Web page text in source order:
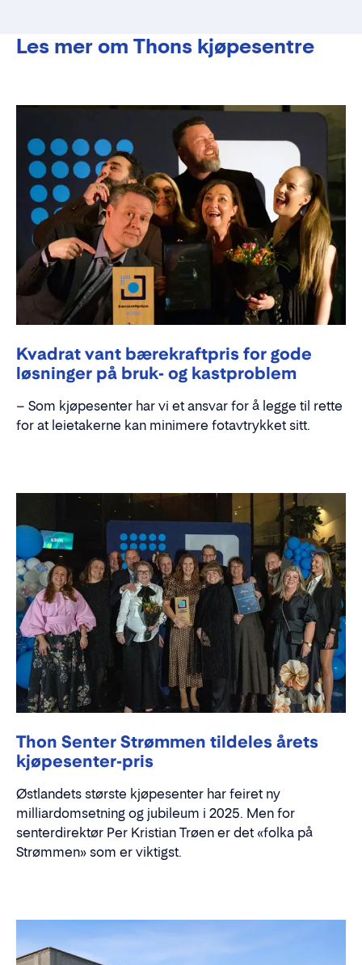
Les mer om Thons kjøpesentre
Kvadrat vant bærekraftpris for gode
løsninger på bruk- og kastproblem
– Som kjøpesenter har vi et ansvar for å legge til rette
for at leietakerne kan minimere fotavtrykket sitt.
Thon Senter Strømmen tildeles årets
kjøpesenter-pris
Østlandets største kjøpesenter har feiret ny
milliardomsetning og jubileum i 2025. Men for
senterdirektør Per Kristian Trøen er det «folka på
Strømmen» som er viktigst.